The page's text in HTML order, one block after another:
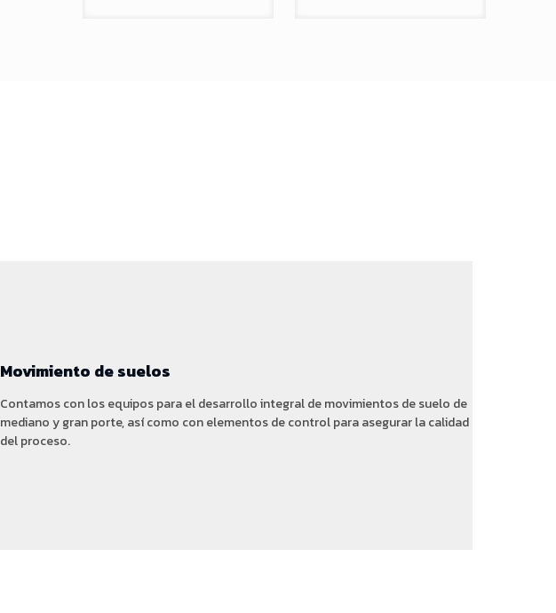
Movimiento de suelos
Contamos con los equipos para el desarrollo integral de movimientos de suelo de
mediano y gran porte, así como con elementos de control para asegurar la calidad
del proceso.